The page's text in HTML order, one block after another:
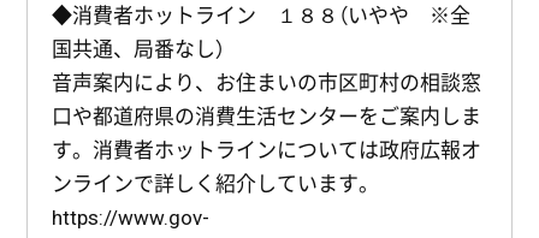
◆消費者ホットライン １８８（いやや ※全
国共通、局番なし）
音声案内により、お住まいの市区町村の相談窓
口や都道府県の消費生活センターをご案内しま
す。消費者ホットラインについては政府広報オ
ンラインで詳しく紹介しています。
https://www.gov-